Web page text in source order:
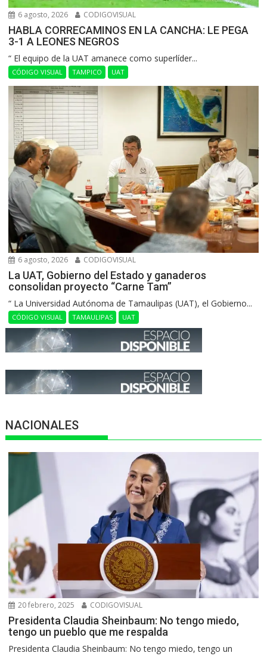
6 agosto, 2026 CODIGOVISUAL
HABLA CORRECAMINOS EN LA CANCHA: LE PEGA
3-1 A LEONES NEGROS
“ El equipo de la UAT amanece como superlíder...
CÓDIGO VISUAL TAMPICO UAT
6 agosto, 2026 CODIGOVISUAL
La UAT, Gobierno del Estado y ganaderos
consolidan proyecto “Carne Tam”
“ La Universidad Autónoma de Tamaulipas (UAT), el Gobierno...
CÓDIGO VISUAL TAMAULIPAS UAT
NACIONALES
20 febrero, 2025 CODIGOVISUAL
Presidenta Claudia Sheinbaum: No tengo miedo,
tengo un pueblo que me respalda
Presidenta Claudia Sheinbaum: No tengo miedo, tengo un